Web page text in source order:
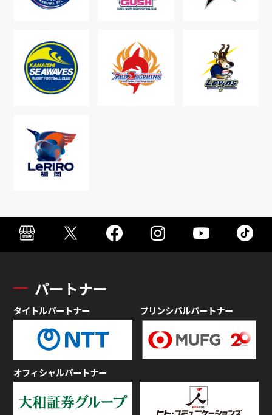
パートナー
タイトルパートナー プリンシパルパートナー
オフィシャルパートナー